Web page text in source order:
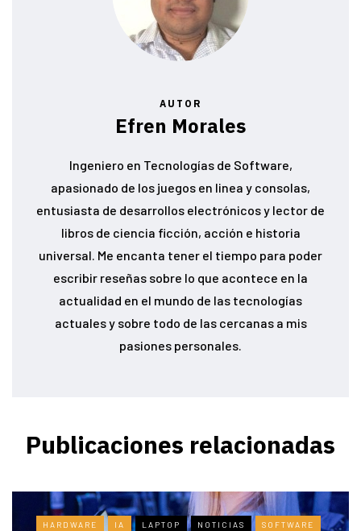
AUTOR
Efren Morales
Ingeniero en Tecnologías de Software,
apasionado de los juegos en linea y consolas,
entusiasta de desarrollos electrónicos y lector de
libros de ciencia ficción, acción e historia
universal. Me encanta tener el tiempo para poder
escribir reseñas sobre lo que acontece en la
actualidad en el mundo de las tecnologías
actuales y sobre todo de las cercanas a mis
pasiones personales.
Publicaciones relacionadas
HARDWARE IA LAPTOP NOTICIAS SOFTWARE